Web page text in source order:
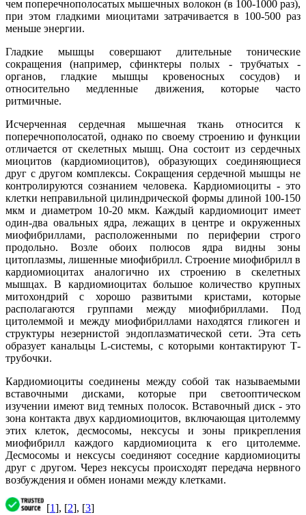
чем поперечнополосатых мышечных волокон (в 100-1000 раз),
при этом гладкими миоцитами затрачивается в 100-500 раз
меньше энергии.
Гладкие мышцы совершают длительные тонические
сокращения (например, сфинктеры полых - трубчатых -
органов, гладкие мышцы кровеносных сосудов) и
относительно медленные движения, которые часто
ритмичные.
Исчерченная сердечная мышечная ткань относится к
поперечнополосатой, однако по своему строению и функции
отличается от скелетных мышц. Она состоит из сердечных
миоцитов (кардиомиоцитов), образующих соединяющиеся
друг с другом комплексы. Сокращения сердечной мышцы не
контролируются сознанием человека. Кардиомиоциты - это
клетки неправильной цилиндрической формы длиной 100-150
мкм и диаметром 10-20 мкм. Каждый кардиомиоцит имеет
один-два овальных ядра, лежащих в центре и окруженных
миофибриллами, расположенными по периферии строго
продольно. Возле обоих полюсов ядра видны зоны
цитоплазмы, лишенные миофибрилл. Строение миофибрилл в
кардиомиоцитах аналогично их строению в скелетных
мышцах. В кардиомиоцитах большое количество крупных
митохондрий с хорошо развитыми кристами, которые
располагаются группами между миофибриллами. Под
цитолеммой и между миофибриллами находятся гликоген и
структуры незернистой эндоплазматической сети. Эта сеть
образует канальцы L-системы, с которыми контактируют Т-
трубочки.
Кардиомиоциты соединены между собой так называемыми
вставочными дисками, которые при светооптическом
изучении имеют вид темных полосок. Вставочный диск - это
зона контакта двух кардиомиоцитов, включающая цитолемму
этих клеток, десмосомы, нексусы и зоны прикрепления
миофибрилл каждого кардиомиоцита к его цитолемме.
Десмосомы и нексусы соединяют соседние кардиомиоциты
друг с другом. Через нексусы происходят передача нервного
возбуждения и обмен ионами между клетками.
[1], [2], [3]